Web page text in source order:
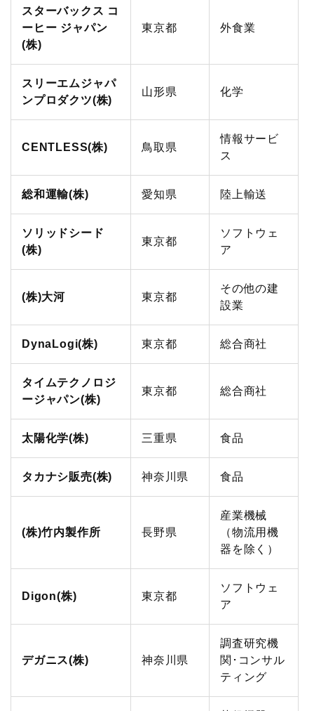
スターバックス コ
ーヒー ジャパン
(株)
東京都 外食業
スリーエムジャパ
ンプロダクツ(株)
山形県 化学
CENTLESS(株) 鳥取県
情報サービ
ス
総和運輸(株) 愛知県 陸上輸送
ソリッドシード
(株)
東京都
ソフトウェ
ア
(株)大河 東京都
その他の建
設業
DynaLogi(株) 東京都 総合商社
タイムテクノロジ
ージャパン(株)
東京都 総合商社
太陽化学(株) 三重県 食品
タカナシ販売(株) 神奈川県 食品
(株)竹内製作所 長野県
産業機械
（物流用機
器を除く）
Digon(株) 東京都
ソフトウェ
ア
デガニス(株) 神奈川県
調査研究機
関･コンサル
ティング